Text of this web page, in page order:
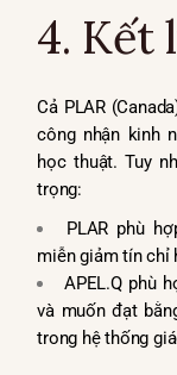
4. Kết
Cả PLAR
công nhận kinh
học thuật. Tuy
trọng:
PLAR phù
miễn giảm tín chỉ
APEL.Q phù
và muốn đạt
trong hệ thống